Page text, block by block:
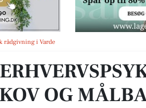
rådgivning i Varde
Lene Bammeskov og Målbar Trivsel
OG